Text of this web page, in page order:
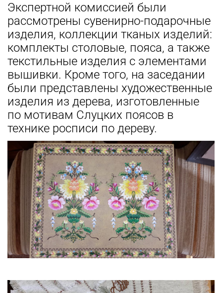
Экспертной комиссией были
рассмотрены сувенирно-подарочные
изделия, коллекции тканых изделий:
комплекты столовые, пояса, а также
текстильные изделия с элементами
вышивки. Кроме того, на заседании
были представлены художественные
изделия из дерева, изготовленные
по мотивам Слуцких поясов в
технике росписи по дереву.